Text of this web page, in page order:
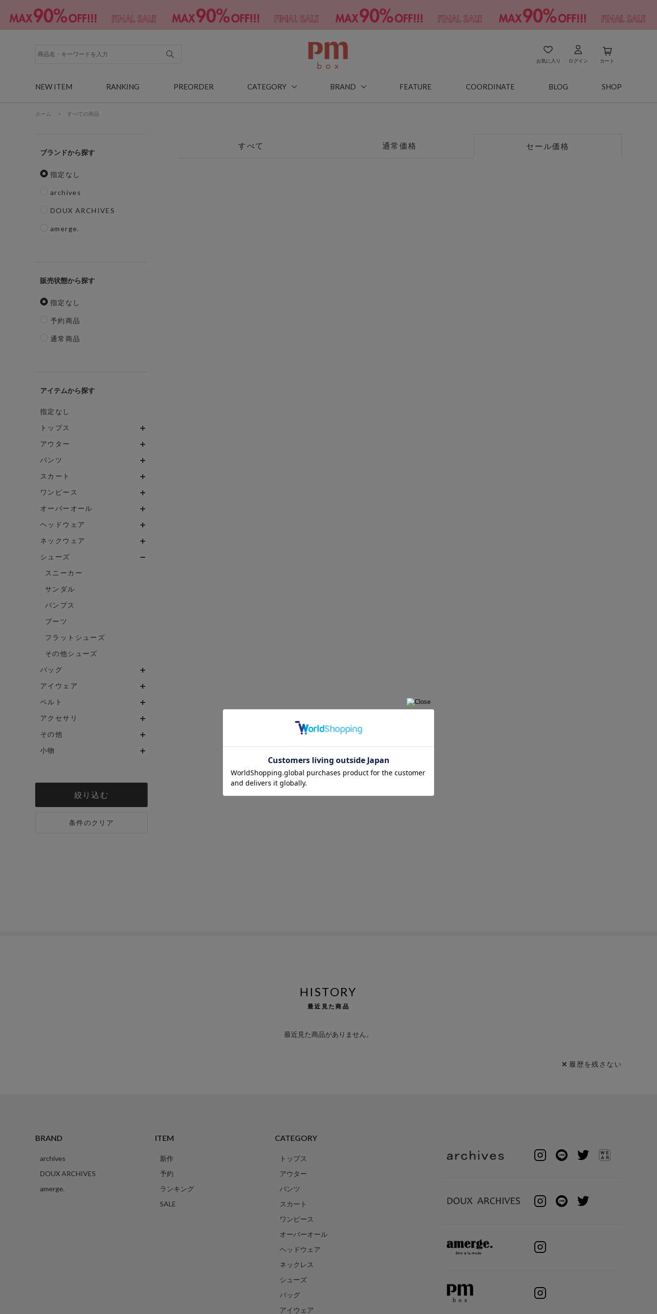
お気に入り ログイン カート
NEW ITEM RANKING PREORDER CATEGORY BRAND FEATURE COORDINATE BLOG SHOP
ホーム > すべての商品
ブランド
指定なし
archives
DOUX ARCHIVES
amerge.
販売状態
指定なし
予約商品
通常商品
アイテム
指定なし
トップス
アウター
パンツ
スカート
ワンピース
オーバーオール
ヘッドウェア
ネックウェア
シューズ
スニーカー
サンダル
パンプス
ブーツ
フラットシューズ
その他シューズ
バッグ
アイウェア
ベルト
アクセサリ
その他
小物
絞り込む
条件のクリア
すべて 通常価格 セール価格
HISTORY
最近見た商品
最近見た商品がありません。
履歴を残さない
BRAND
archives
DOUX ARCHIVES
amerge.
ITEM
新作
予約
ランキング
SALE
CATEGORY
トップス
アウター
パンツ
スカート
ワンピース
オーバーオール
ヘッドウェア
ネックレス
シューズ
バッグ
アイウェア